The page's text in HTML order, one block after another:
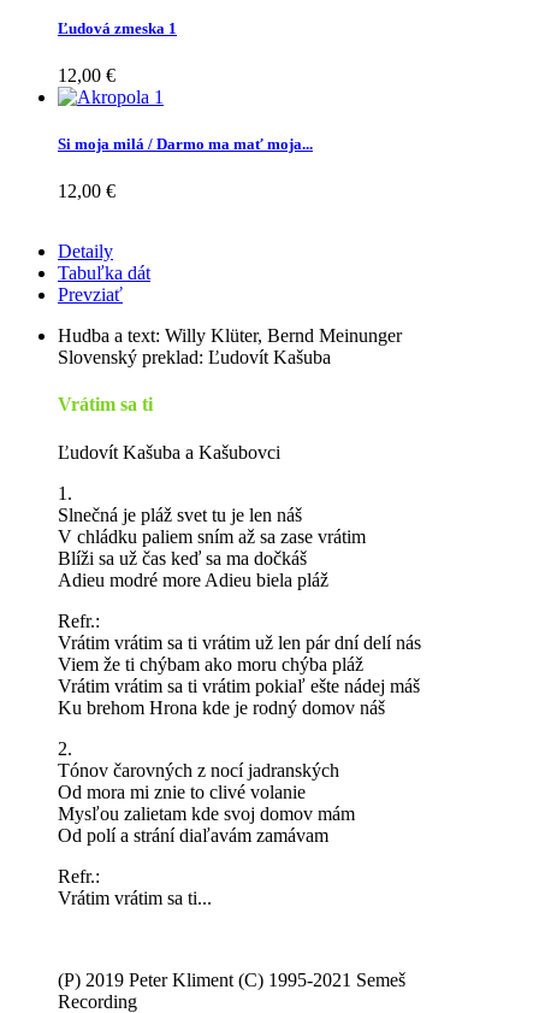
Ľudová zmeska 1
12,00 €
Si moja milá / Darmo ma mať moja...
12,00 €
Detaily
Tabuľka dát
Prevziať
Hudba a text: Willy Klüter, Bernd Meinunger
Slovenský preklad: Ľudovít Kašuba
Vrátim sa ti
Ľudovít Kašuba a Kašubovci
1.
Slnečná je pláž svet tu je len náš
V chládku paliem sním až sa zase vrátim
Blíži sa už čas keď sa ma dočkáš
Adieu modré more Adieu biela pláž
Refr.:
Vrátim vrátim sa ti vrátim už len pár dní delí nás
Viem že ti chýbam ako moru chýba pláž
Vrátim vrátim sa ti vrátim pokiaľ ešte nádej máš
Ku brehom Hrona kde je rodný domov náš
2.
Tónov čarovných z nocí jadranských
Od mora mi znie to clivé volanie
Mysľou zalietam kde svoj domov mám
Od polí a strání diaľavám zamávam
Refr.:
Vrátim vrátim sa ti...
(P) 2019 Peter Kliment (C) 1995-2021 Semeš
Recording